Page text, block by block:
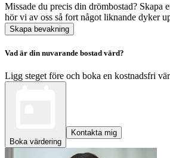
Missade du precis din drömbostad? Skapa
hör vi av oss så fort något liknande dyker
Skapa bevakning
Vad är din nuvarande bostad värd?
Ligg steget före och boka en kostnadsfri
Boka värdering
Kontakta mig